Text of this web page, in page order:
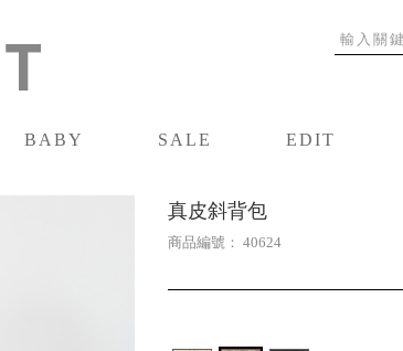
BABY
SALE
EDIT
真皮斜背包
商品編號： 40624